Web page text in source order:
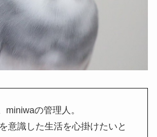
miniwaの管理人。
意識した生活を心掛けたいと